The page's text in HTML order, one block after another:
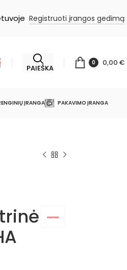
Registruoti įrangos gedimą
PAIEŠKA
0 0,00 €
ĮRANGA PAKAVIMO ĮRANGA